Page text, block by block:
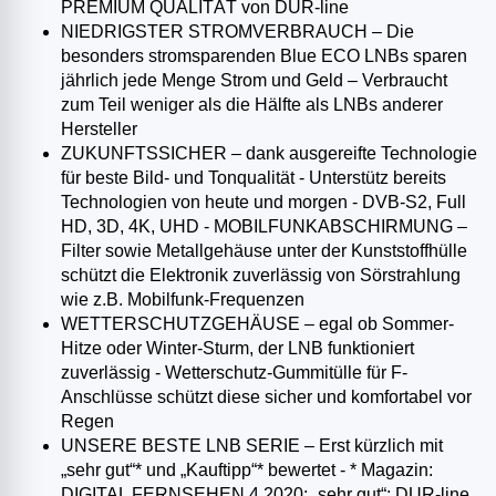
PREMIUM QUALITÄT von DUR-line
NIEDRIGSTER STROMVERBRAUCH – Die
besonders stromsparenden Blue ECO LNBs sparen
jährlich jede Menge Strom und Geld – Verbraucht
zum Teil weniger als die Hälfte als LNBs anderer
Hersteller
ZUKUNFTSSICHER – dank ausgereifte Technologie
für beste Bild- und Tonqualität - Unterstütz bereits
Technologien von heute und morgen - DVB-S2, Full
HD, 3D, 4K, UHD - MOBILFUNKABSCHIRMUNG –
Filter sowie Metallgehäuse unter der Kunststoffhülle
schützt die Elektronik zuverlässig von Sörstrahlung
wie z.B. Mobilfunk-Frequenzen
WETTERSCHUTZGEHÄUSE – egal ob Sommer-
Hitze oder Winter-Sturm, der LNB funktioniert
zuverlässig - Wetterschutz-Gummitülle für F-
Anschlüsse schützt diese sicher und komfortabel vor
Regen
UNSERE BESTE LNB SERIE – Erst kürzlich mit
„sehr gut“* und „Kauftipp“* bewertet - * Magazin: